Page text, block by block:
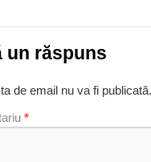
un răspuns
de email nu va fi publicată.
*